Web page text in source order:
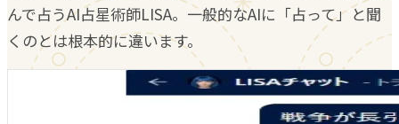
んで占うAI占星術師LISA。一般的なAIに「占って」と聞
くのとは根本的に違います。